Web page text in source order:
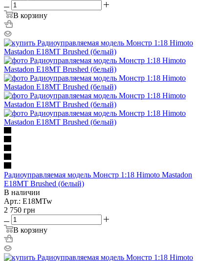
В корзину
Радиоуправляемая модель Монстр 1:18 Himoto Mastadon
E18MT Brushed (белый)
В наличии
Арт.: E18MTw
2 750 грн
В корзину